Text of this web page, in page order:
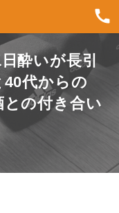
酔いが長引
代からの
との付き合い